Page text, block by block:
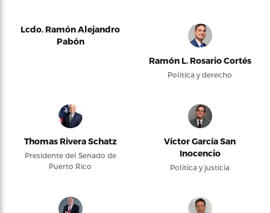
Lcdo. Ramón Alejandro
Pabón
Ramón L. Rosario Cortés
Política y derecho
Thomas Rivera Schatz
Presidente del Senado de
Puerto Rico
Víctor García San
Inocencio
Política y justicia